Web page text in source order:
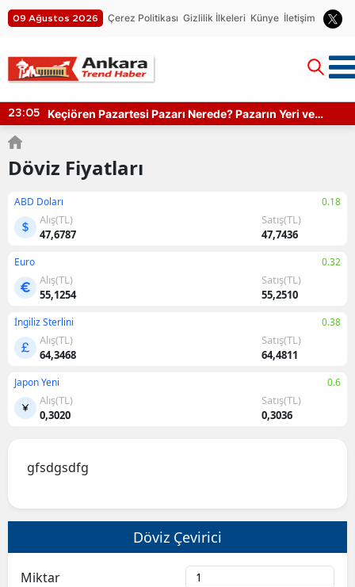
09 Ağustos 2026 Çerez Politikası Gizlilik İlkeleri Künye İletişim
23:05
Keçiören Pazartesi Pazarı Nerede? Pazarın Yeri ve
Döviz Fiyatları
ABD Doları 0.18
Alış(TL)
47,6787
Satış(TL)
47,7436
Euro 0.32
Alış(TL)
55,1254
Satış(TL)
55,2510
İngiliz Sterlini 0.38
Alış(TL)
64,3468
Satış(TL)
64,4811
Japon Yeni 0.6
Alış(TL)
0,3020
Satış(TL)
0,3036
gfsdgsdfg
Döviz Çevirici
Miktar